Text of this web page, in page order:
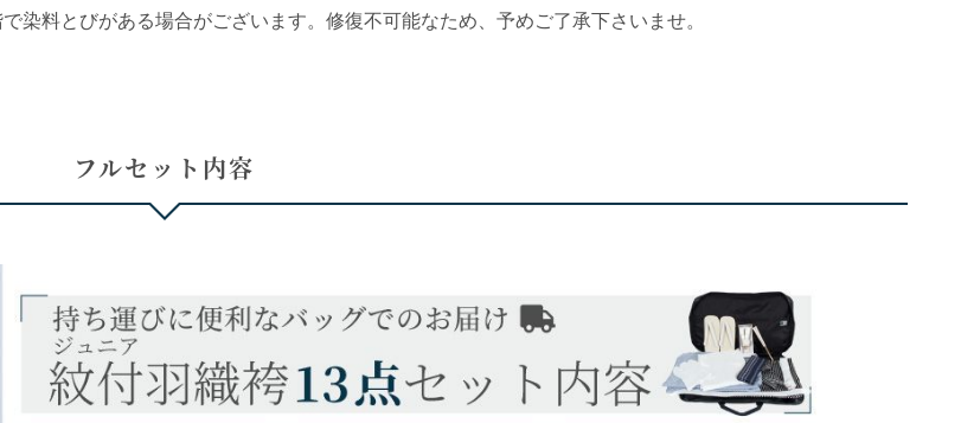
染料とびがある場合がございます。修復不可能なため、予めご了承下さいませ。
フルセット内容